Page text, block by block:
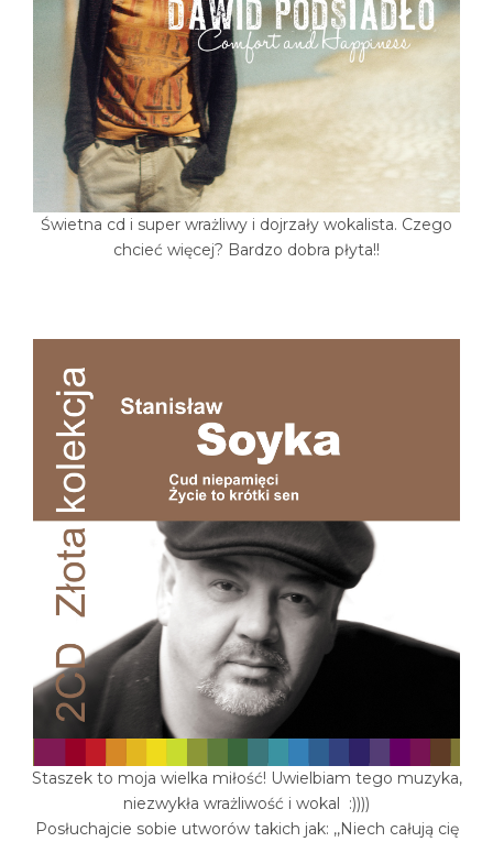
Świetna cd i super wrażliwy i dojrzały wokalista. Czego
chcieć więcej? Bardzo dobra płyta!!
Staszek to moja wielka miłość! Uwielbiam tego muzyka,
niezwykła wrażliwość i wokal :))))
Posłuchajcie sobie utworów takich jak: ,,Niech całują cię